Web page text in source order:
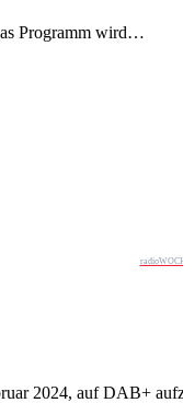
Programm wird…
2024, auf DAB+